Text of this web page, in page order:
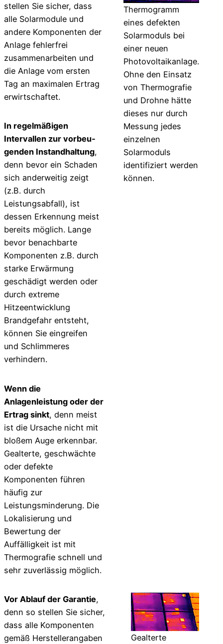
stellen Sie sicher, dass
alle Solarmodule und
andere Komponenten der
Anlage fehlerfrei
zusammenarbeiten und
die Anlage vom ersten
Tag an maximalen Ertrag
erwirtschaftet.
In regelmäßigen
Intervallen zur vorbeu­
genden Instandhaltung,
denn bevor ein Schaden
sich anderweitig zeigt
(z.B. durch
Leistungsabfall), ist
dessen Erkennung meist
bereits möglich. Lange
bevor benach­barte
Komponenten z.B. durch
starke Erwärmung
geschädigt werden oder
durch extreme
Hitzeentwicklung
Brandgefahr entsteht,
können Sie eingreifen
und Schlimmeres
verhindern.
Wenn die
Anlagenleistung oder der
Ertrag sinkt, denn meist
ist die Ursache nicht mit
bloßem Auge erkennbar.
Gealterte, ge­schwächte
oder defekte
Komponenten führen
häufig zur
Leistungsminderung. Die
Lokalisierung und
Bewertung der
Auffälligkeit ist mit
Thermografie schnell und
sehr zuverlässig möglich.
Thermogramm
eines defekten
Solarmoduls bei
einer neuen
Photovoltaikanlage.
Ohne den Einsatz
von Thermografie
und Drohne hätte
dieses nur durch
Messung jedes
einzelnen
Solarmoduls
identifiziert werden
können.
Vor Ablauf der Garantie,
denn so stellen Sie sicher,
dass alle Komponenten
gemäß Herstellerangaben
Gealterte